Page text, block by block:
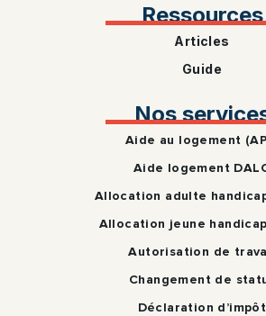
Ressources
Articles
Guide
Nos
Aide au logement
Aide logement
Allocation adulte
Allocation jeune
Autorisation de
Changement de
Déclaration d’impôt